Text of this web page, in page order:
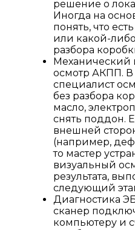
решение о
Иногда на
понять, что
или какой-
разбора
Механический
осмотр АКПП. В
специалист
без разбора
масло,
снять поддон.
внешней
(например,
то мастер
визуальный
результата,
следующий
Диагностика
сканер
компьютеру и